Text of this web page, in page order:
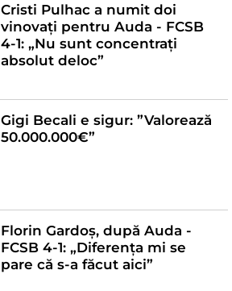
Cristi Pulhac a numit doi
vinovați pentru Auda - FCSB
4-1: „Nu sunt concentrați
absolut deloc”
Gigi Becali e sigur: ”Valorează
50.000.000€”
Florin Gardoș, după Auda -
FCSB 4-1: „Diferența mi se
pare că s-a făcut aici”